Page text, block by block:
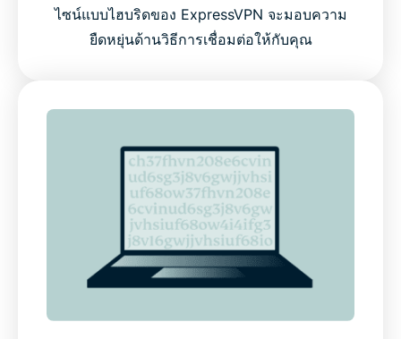
ไซน์แบบไฮบริดของ ExpressVPN จะมอบความ
ยืดหยุ่นด้านวิธีการเชื่อมต่อให้กับคุณ